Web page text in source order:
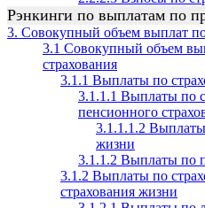
Рэнкинги по выплатам по
3. Совокупный объем выплат
3.1 Совокупный объем
страхования
3.1.1 Выплаты по
3.1.1.1 Выплаты по
пенсионного
3.1.1.1.2
жизни
3.1.1.2 Выплаты по
3.1.2 Выплаты по
страхования жизни